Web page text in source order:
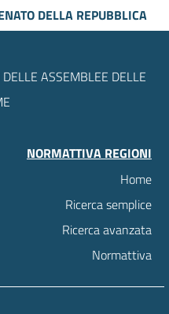
DELLA REPUBBLICA
ASSEMBLEE DELLE
NORMATTIVA REGIONI
Home
Ricerca semplice
Ricerca avanzata
Normattiva